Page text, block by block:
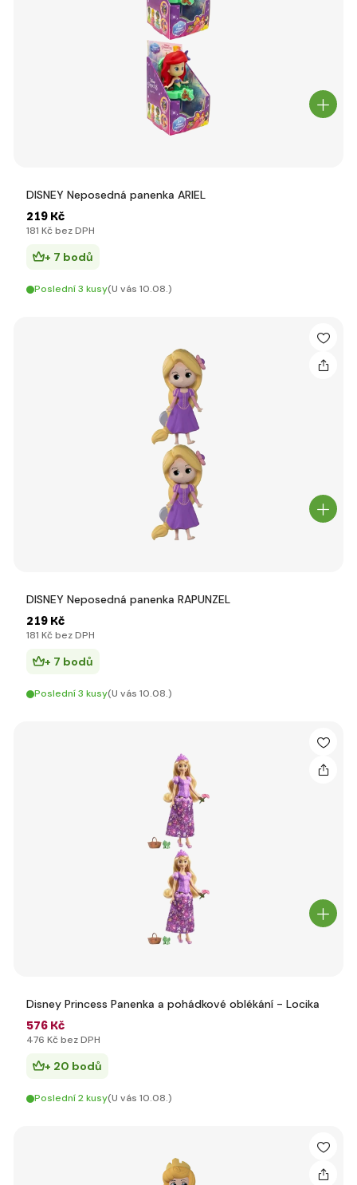
DISNEY Neposedná panenka ARIEL
219 Kč
181 Kč bez DPH
+ 7 bodů
Poslední 3 kusy(U vás 10.08.)
DISNEY Neposedná panenka RAPUNZEL
219 Kč
181 Kč bez DPH
+ 7 bodů
Poslední 3 kusy(U vás 10.08.)
Disney Princess Panenka a pohádkové oblékání - Locika
576 Kč
476 Kč bez DPH
+ 20 bodů
Poslední 2 kusy(U vás 10.08.)